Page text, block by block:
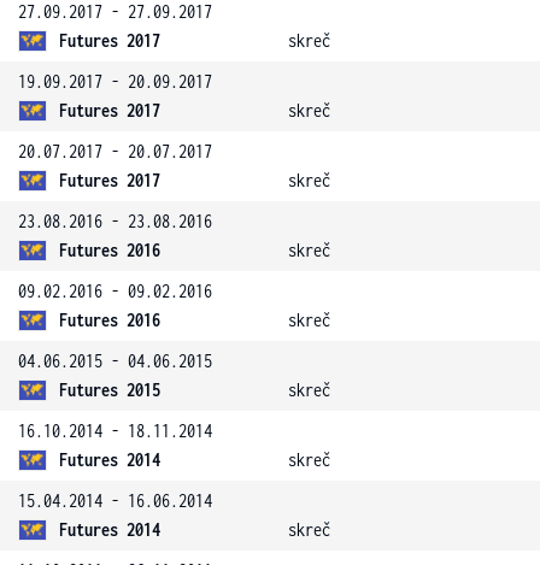
27.09.2017 - 27.09.2017
Futures 2017
skreč
19.09.2017 - 20.09.2017
Futures 2017
skreč
20.07.2017 - 20.07.2017
Futures 2017
skreč
23.08.2016 - 23.08.2016
Futures 2016
skreč
09.02.2016 - 09.02.2016
Futures 2016
skreč
04.06.2015 - 04.06.2015
Futures 2015
skreč
16.10.2014 - 18.11.2014
Futures 2014
skreč
15.04.2014 - 16.06.2014
Futures 2014
skreč